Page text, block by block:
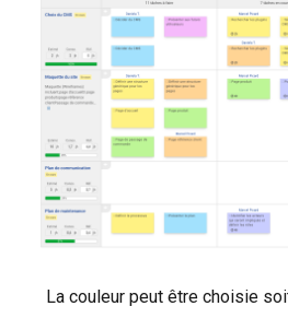
La couleur peut être choisie